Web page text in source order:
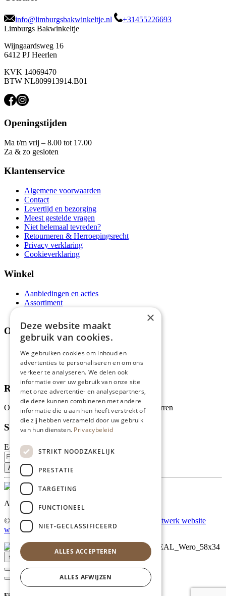
info@limburgsbakwinkeltje.nl
+31455226693
Limburgs Bakwinkeltje
Wijngaardsweg 16
6412 PJ Heerlen
KVK 14069470
BTW NL809913914.B01
Openingstijden
Ma t/m vrij – 8.00 tot 17.00
Za & zo gesloten
Klantenservice
Algemene voorwaarden
Contact
Levertijd en bezorging
Meest gestelde vragen
Niet helemaal tevreden?
Retourneren & Herroepingsrecht
Privacy verklaring
Cookieverklaring
Winkel
Aanbiedingen en acties
Assortiment
Over ons
Wie zijn wij?
Recepten
Tips
Recensies
Onze klanten waarderen ons met 4.9 van de 5 sterren
Schrijf je in voor onze nieuwsbrief
E-mailadres
Al onze prijzen zijn incl. BTW
© Copyright 2026 Limburgs Bakwinkeltje |
Maatwerk website
webmix
↑ Top
×
Deze website maakt
gebruik van cookies.
We gebruiken cookies om inhoud en
advertenties te personaliseren en om ons
verkeer te analyseren. We delen ook
informatie over uw gebruik van onze site
met onze advertentie- en analysepartners,
die deze kunnen combineren met andere
informatie die u aan hen heeft verstrekt of
die zij hebben verzameld door uw gebruik
van hun diensten. Privacybeleid
STRIKT NOODZAKELIJK
PRESTATIE
TARGETING
FUNCTIONEEL
NIET-GECLASSIFICEERD
ALLES ACCEPTEREN
ALLES AFWIJZEN